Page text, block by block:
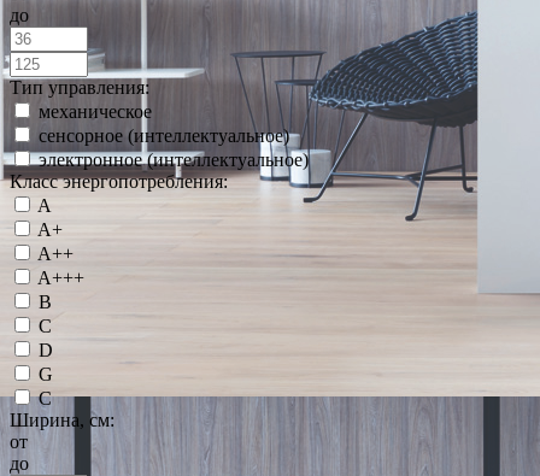
до
Тип управления:
механическое
сенсорное (интеллектуальное)
электронное (интеллектуальное)
Класс энергопотребления:
A
A+
A++
A+++
B
C
D
G
С
Ширина, см:
от
до